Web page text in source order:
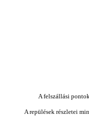
A felszállási
A repülések részletei